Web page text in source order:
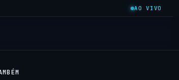
AO VIVO